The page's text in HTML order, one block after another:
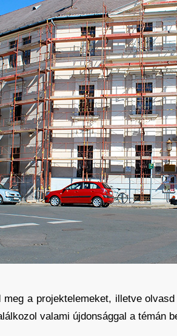
meg a projektelemeket, illetve
valami újdonsággal a témán